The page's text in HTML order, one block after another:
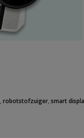
,robotstofzuiger,smart